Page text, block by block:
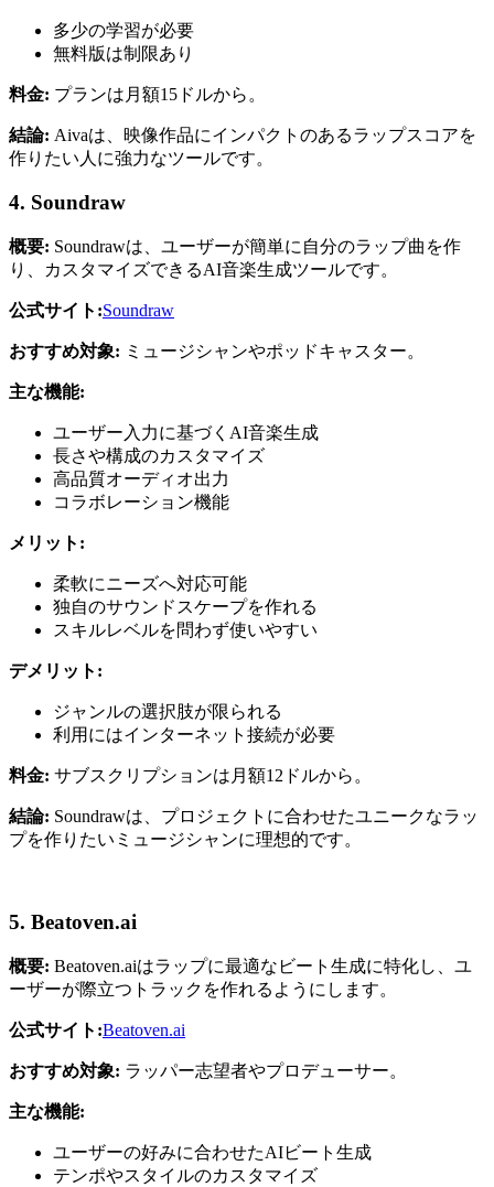
多少の学習が必要
無料版は制限あり
料金: プランは月額15ドルから。
結論: Aivaは、映像作品にインパクトのあるラップスコアを
作りたい人に強力なツールです。
4. Soundraw
概要: Soundrawは、ユーザーが簡単に自分のラップ曲を作
り、カスタマイズできるAI音楽生成ツールです。
公式サイト:Soundraw
おすすめ対象: ミュージシャンやポッドキャスター。
主な機能:
ユーザー入力に基づくAI音楽生成
長さや構成のカスタマイズ
高品質オーディオ出力
コラボレーション機能
メリット:
柔軟にニーズへ対応可能
独自のサウンドスケープを作れる
スキルレベルを問わず使いやすい
デメリット:
ジャンルの選択肢が限られる
利用にはインターネット接続が必要
料金: サブスクリプションは月額12ドルから。
結論: Soundrawは、プロジェクトに合わせたユニークなラッ
プを作りたいミュージシャンに理想的です。
5. Beatoven.ai
概要: Beatoven.aiはラップに最適なビート生成に特化し、ユ
ーザーが際立つトラックを作れるようにします。
公式サイト:Beatoven.ai
おすすめ対象: ラッパー志望者やプロデューサー。
主な機能:
ユーザーの好みに合わせたAIビート生成
テンポやスタイルのカスタマイズ